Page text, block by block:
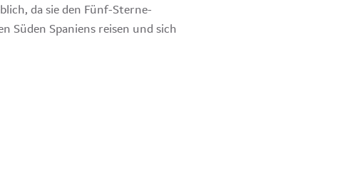
da sie den Fünf-Sterne-
Süden Spaniens reisen und sich